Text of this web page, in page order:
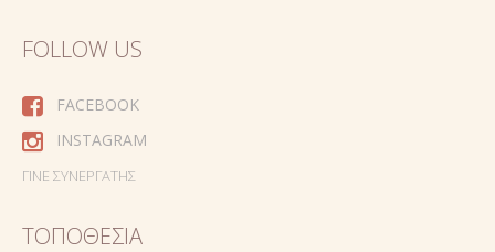
FOLLOW US
FACEBOOK
INSTAGRAM
ΓΊΝΕ ΣΥΝΕΡΓΆΤΗΣ
ΤΟΠΟΘΕΣΊΑ